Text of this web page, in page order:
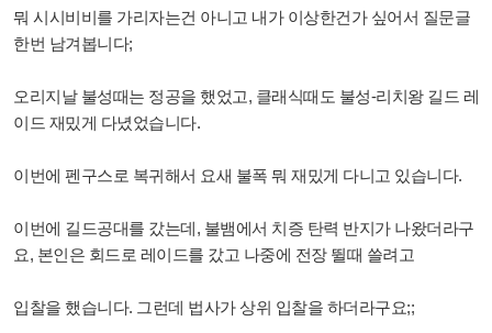
뭐 시시비비를 가리자는건 아니고 내가 이상한건가 싶어서 질문글
한번 남겨봅니다;
오리지날 불성때는 정공을 했었고, 클래식때도 불성-리치왕 길드 레
이드 재밌게 다녔었습니다.
이번에 펜구스로 복귀해서 요새 불폭 뭐 재밌게 다니고 있습니다.
이번에 길드공대를 갔는데, 불뱀에서 치증 탄력 반지가 나왔더라구
요, 본인은 회드로 레이드를 갔고 나중에 전장 뛸때 쓸려고
입찰을 했습니다. 그런데 법사가 상위 입찰을 하더라구요;;